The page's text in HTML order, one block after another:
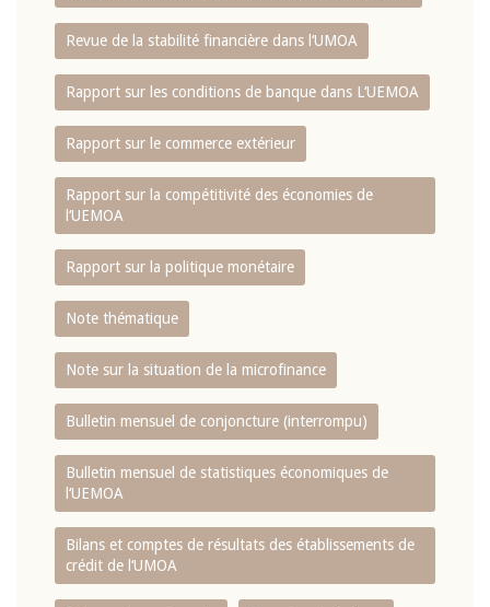
Revue de la stabilité financière dans l‘UMOA
Rapport sur les conditions de banque dans L‘UEMOA
Rapport sur le commerce extérieur
Rapport sur la compétitivité des économies de
l‘UEMOA
Rapport sur la politique monétaire
Note thématique
Note sur la situation de la microfinance
Bulletin mensuel de conjoncture (interrompu)
Bulletin mensuel de statistiques économiques de
l‘UEMOA
Bilans et comptes de résultats des établissements de
crédit de l‘UMOA